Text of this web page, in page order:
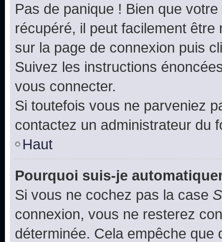
Pas de panique ! Bien que
récupéré, il peut facilement
sur la page de connexion puis
Suivez les instructions
vous connecter.
Si toutefois vous ne parveniez
contactez un administrateur du
Haut
Pourquoi suis-je
Si vous ne cochez pas la case
connexion, vous ne resterez
déterminée. Cela empêche que